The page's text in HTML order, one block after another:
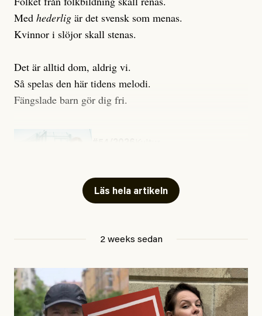
Med hederlig är det svensk som menas.
Kvinnor i slöjor skall stenas.
Det är alltid dom, aldrig vi.
Så spelas den här tidens melodi.
Fängslade barn gör dig fri.
Läs hela artikeln
2 weeks sedan